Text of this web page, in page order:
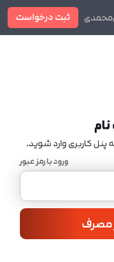
ثبت درخواست
پنل کاربری وارد شوید.
ورود با رمز عبور
مصرف